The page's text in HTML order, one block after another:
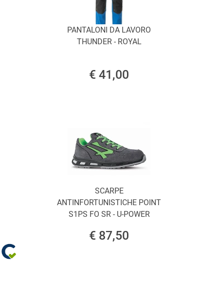
PANTALONI DA LAVORO
THUNDER - ROYAL
€ 41,00
SCARPE
ANTINFORTUNISTICHE POINT
S1PS FO SR - U-POWER
€ 87,50